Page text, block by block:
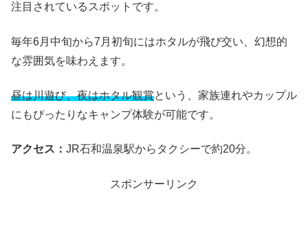
注目されているスポットです。
毎年6月中旬から7月初旬にはホタルが飛び交い、幻想的
な雰囲気を味わえます。
昼は川遊び、夜はホタル観賞という、家族連れやカップル
にもぴったりなキャンプ体験が可能です。
アクセス： JR石和温泉駅からタクシーで約20分。
スポンサーリンク